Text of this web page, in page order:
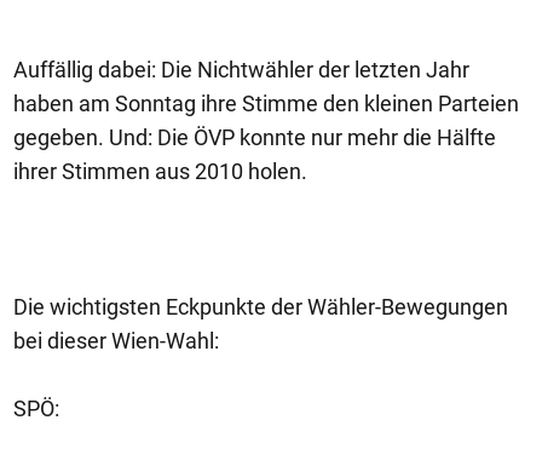
Auffällig dabei: Die Nichtwähler der letzten Jahr
haben am Sonntag ihre Stimme den kleinen Parteien
gegeben. Und: Die ÖVP konnte nur mehr die Hälfte
ihrer Stimmen aus 2010 holen.
Die wichtigsten Eckpunkte der Wähler-Bewegungen
bei dieser Wien-Wahl:
SPÖ: